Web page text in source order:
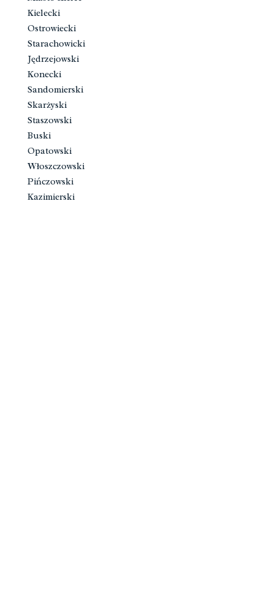
Kielecki
Ostrowiecki
Starachowicki
Jędrzejowski
Konecki
Sandomierski
Skarżyski
Staszowski
Buski
Opatowski
Włoszczowski
Pińczowski
Kazimierski